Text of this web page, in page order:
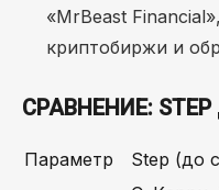
«MrBeast
криптобиржи и
СРАВНЕНИЕ:
Параметр Step (до